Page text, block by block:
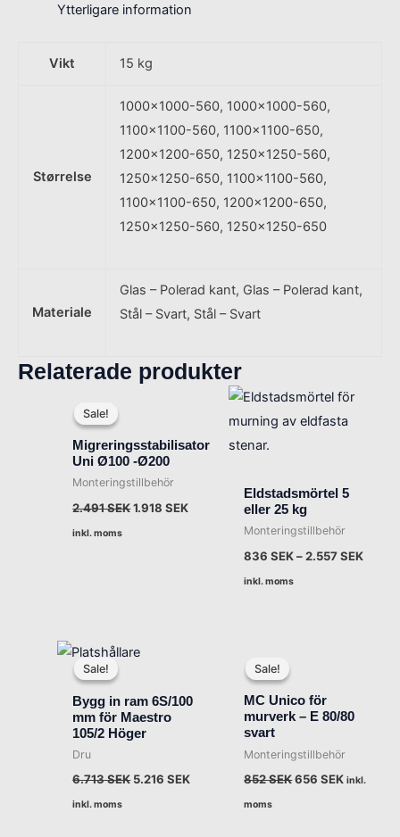
Ytterligare information
Vikt 15 kg
Størrelse
1000×1000-560, 1000×1000-560,
1100×1100-560, 1100×1100-650,
1200×1200-650, 1250×1250-560,
1250×1250-650, 1100×1100-560,
1100×1100-650, 1200×1200-650,
1250×1250-560, 1250×1250-650
Materiale
Glas – Polerad kant, Glas – Polerad kant,
Stål – Svart, Stål – Svart
Relaterade produkter
Sale!
Sale!
Migreringsstabilisator
Uni Ø100 -Ø200
Monteringstillbehör
2.491SEK
2.491 SEK.
1.918SEK
nuvarande
1.918 SEK.
inkl. moms
Eldstadsmörtel 5
eller 25 kg
Monteringstillbehör
836SEK–2.557SEK
inkl. moms
Sale!
Sale!
Bygg in ram 6S/100
mm för Maestro
105/2 Höger
Dru
6.713SEK
Det
ursprungliga
6.713 SEK.
5.216SEK
5.216 SEK.
inkl. moms
Sale!
Sale!
MC Unico för
murverk – E 80/80
svart
Monteringstillbehör
852SEK
var:
852 SEK.
656SEK inkl.
moms